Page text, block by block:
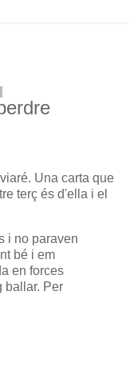
Una carta que
terç és d'ella i el
i no paraven
bé i em
en forces
ballar. Per